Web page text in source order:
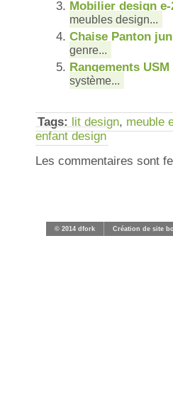
Mobilier design e-
meubles design...
Chaise Panton
genre...
Rangements USM
système...
Tags: lit design, meuble
enfant design
Les commentaires sont
© 2014 dfork Création de site